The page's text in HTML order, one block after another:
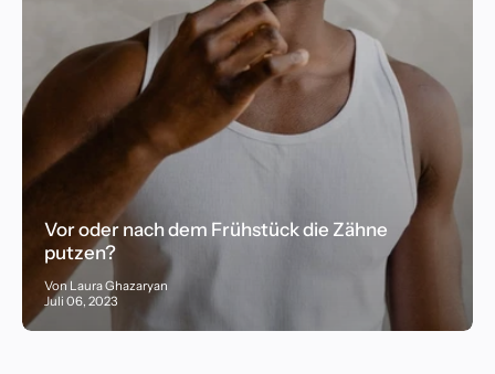
Vor oder nach dem Frühstück die Zähne
putzen?
Von Laura Ghazaryan
Juli 06, 2023